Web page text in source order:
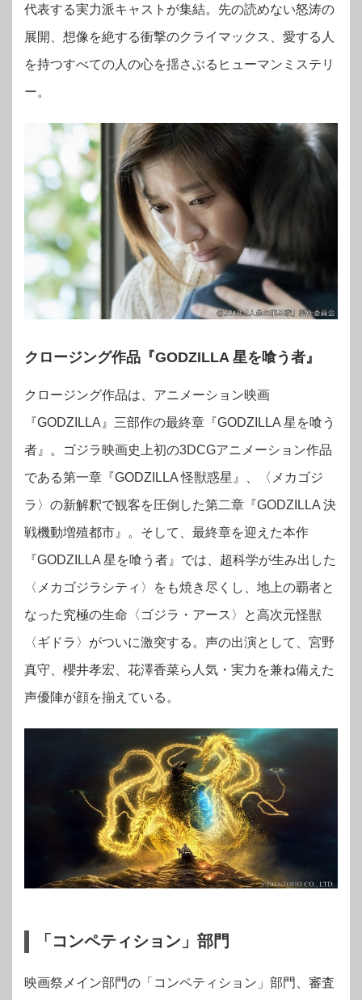
代表する実力派キャストが集結。先の読めない怒涛の
展開、想像を絶する衝撃のクライマックス、愛する人
を持つすべての人の心を揺さぶるヒューマンミステリ
ー。
クロージング作品『GODZILLA 星を喰う者』
クロージング作品は、アニメーション映画
『GODZILLA』三部作の最終章『GODZILLA 星を喰う
者』。ゴジラ映画史上初の3DCGアニメーション作品
である第一章『GODZILLA 怪獣惑星』、〈メカゴジ
ラ〉の新解釈で観客を圧倒した第二章『GODZILLA 決
戦機動増殖都市』。そして、最終章を迎えた本作
『GODZILLA 星を喰う者』では、超科学が生み出した
〈メカゴジラシティ〉をも焼き尽くし、地上の覇者と
なった究極の生命〈ゴジラ・アース〉と高次元怪獣
〈ギドラ〉がついに激突する。声の出演として、宮野
真守、櫻井孝宏、花澤香菜ら人気・実力を兼ね備えた
声優陣が顔を揃えている。
「コンペティション」部門
映画祭メイン部門の「コンペティション」部門、審査